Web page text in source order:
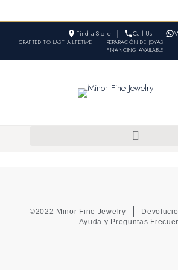
Find a Store Call Us
CRAFTED TO LAST A LIFETIME • REPARACIÓN DE JOYAS •
FINANCING AVAILABLE
©2022 Minor Fine Jewelry
Ayuda y Preguntas